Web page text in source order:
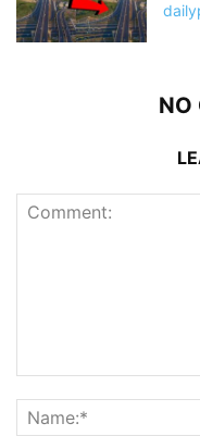
NO